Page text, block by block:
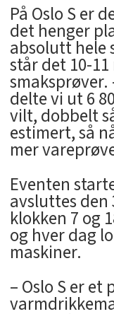
På Oslo S er
det henger
absolutt hele
står det 10-
smaksprøver.
delte vi ut 6
vilt, dobbelt
estimert, så
mer
Eventen
avsluttes den
klokken 7 og
og hver dag
maskiner.
– Oslo S er